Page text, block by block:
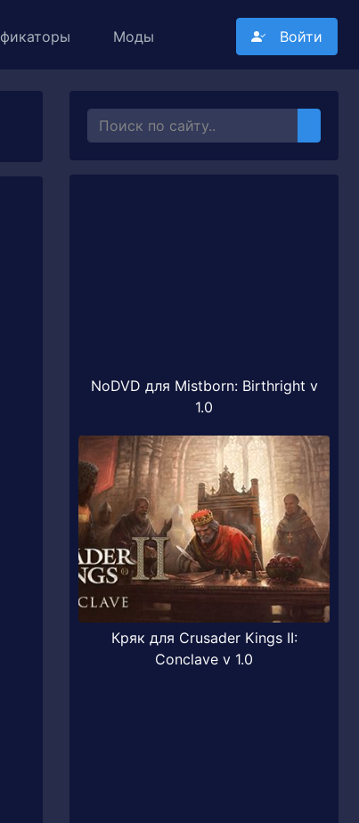
Моды Войти
NoDVD для Mistborn: Birthright v
1.0
Кряк для Crusader Kings II:
Conclave v 1.0